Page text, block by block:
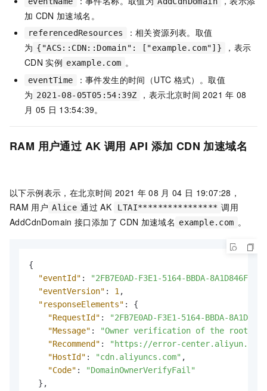
加 CDN 加速域名。
referencedResources
：相关资源列表。取值
为 {"ACS::CDN::Domain": ["example.com"]}
，表示
CDN 实例 example.com 。
eventTime ：事件发生的时间（UTC 格式）。取值
为 2021-08-05T05:54:39Z ，表示北京时间 2021 年 08
月 05 日 13:54:39。
RAM 用户通过 AK 调用 API 添加 CDN 加速域名
以下示例表示，在北京时间 2021 年 08 月 04 日 19:07:28，
RAM 用户 Alice 通过 AK LTAI**************** 调用
AddCdnDomain 接口添加了 CDN 加速域名 example.com 。
{
"eventId" :
"2FB7E0AD-F3E1-5164-BBDA-
"eventVersion" : 1,
"responseElements" :
{
"RequestId" :
"2FB7E0AD-F3E1-5164-BBDA-
"Message" :
"Owner verification of the root
"Recommend" :
"https://error-center.aliyun.com/
"HostId" : "cdn.aliyuncs.com" ,
"Code" :
"DomainOwnerVerifyFail"
} ,